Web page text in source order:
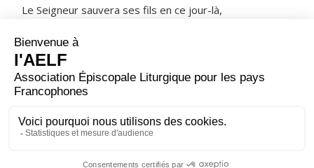
Le Seigneur sauvera ses fils en ce jour-là,
ORAISON
Dieu créateur et maître de toutes choses, regarde-
amour, accorde-nous de te servir avec un cœur sans
partage.